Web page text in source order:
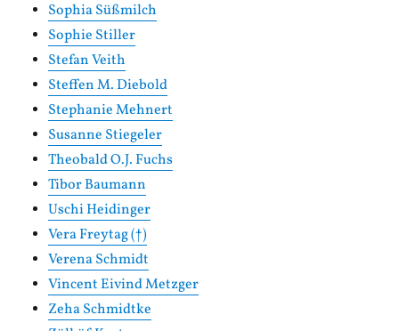
Sophia Süßmilch
Sophie Stiller
Stefan Veith
Steffen M. Diebold
Stephanie Mehnert
Susanne Stiegeler
Theobald O.J. Fuchs
Tibor Baumann
Uschi Heidinger
Vera Freytag (†)
Verena Schmidt
Vincent Eivind Metzger
Zeha Schmidtke